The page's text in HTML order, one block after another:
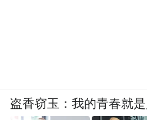
盗香窃玉：我的青春就